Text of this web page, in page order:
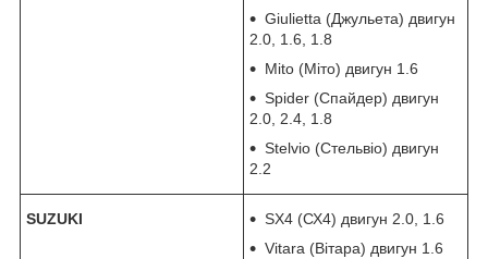
Giulietta (Джульета) двигун
2.0, 1.6, 1.8
Mito (Міто) двигун 1.6
Spider (Спайдер) двигун
2.0, 2.4, 1.8
Stelvio (Стельвіо) двигун
2.2
SUZUKI
SX4 (СХ4) двигун 2.0, 1.6
Vitara (Вітара) двигун 1.6